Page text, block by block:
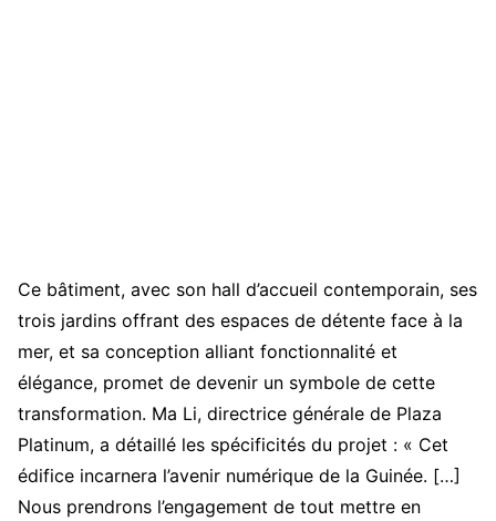
Ce bâtiment, avec son hall d’accueil contemporain, ses
trois jardins offrant des espaces de détente face à la
mer, et sa conception alliant fonctionnalité et
élégance, promet de devenir un symbole de cette
transformation. Ma Li, directrice générale de Plaza
Platinum, a détaillé les spécificités du projet : « Cet
édifice incarnera l’avenir numérique de la Guinée. […]
Nous prendrons l’engagement de tout mettre en